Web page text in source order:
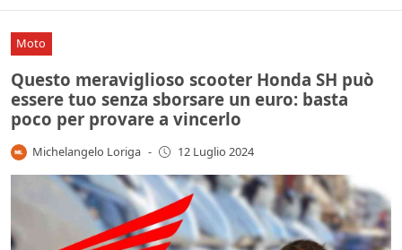
Moto
Questo meraviglioso scooter Honda SH può
essere tuo senza sborsare un euro: basta
poco per provare a vincerlo
Michelangelo Loriga - 12 Luglio 2024